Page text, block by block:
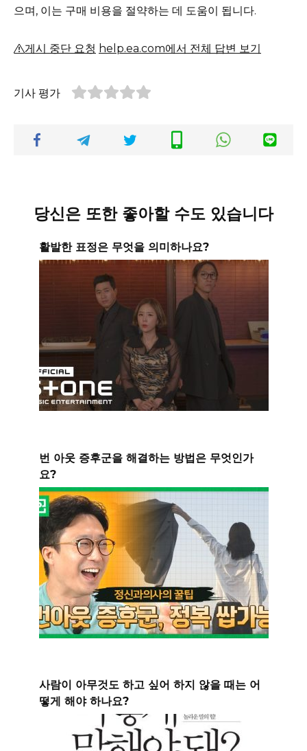
으며, 이는 구매 비용을 절약하는 데 도움이 됩니다.
게시 중단 요청 help.ea.com에서 전체 답변 보기
기사 평가
당신은 또한 좋아할 수도 있습니다
활발한 표정은 무엇을 의미하나요?
번 아웃 증후군을 해결하는 방법은 무엇인가
요?
사람이 아무것도 하고 싶어 하지 않을 때는 어
떻게 해야 하나요?